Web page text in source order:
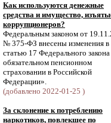
Как используются денежные
средства и имущество,
коррупционеров?
Федеральным законом от
№ 375-ФЗ внесены изменения в
статью 17 Федерального
обязательном пенсионном
страховании в Российской
Федерации».
(добавлено 2022-01-25 )
За склонение к потреблению
наркотиков, повлекшее по